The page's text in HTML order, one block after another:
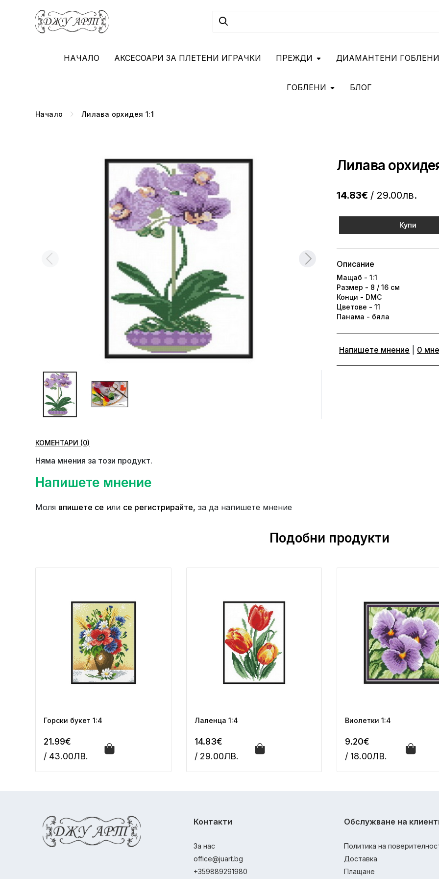
НАЧАЛО АКСЕСОАРИ ЗА ПЛЕТЕНИ ИГРАЧКИ
ГОБЛЕНИ
ПРЕЖДИ ДИАМАНТЕНИ ГОБЛЕНИ
БЛОГ
Начало Лилава орхидея 1:1
Лилава
14.83€ / 29.00лв.
Купи
Описание
Мащаб - 1:1
Размер - 8 / 16 см
Конци - DMC
Цветове - 11
Панама - бяла
Напишете мнение 0
КОМЕНТАРИ (0)
Няма мнения за този продукт.
Напишете мнение
Моля впишете се или се регистрирайте, за да напишете мнение
Подобни продукти
Горски букет 1:4
21.99€
/ 43.00ЛВ.
Лаленца 1:4
14.83€
/ 29.00ЛВ.
Виолетки 1:4
9.20€
/ 18.00ЛВ.
Контакти
За нас
office@juart.bg
+359889291980
Обслужване на
Политика на
Доставка
Плащане